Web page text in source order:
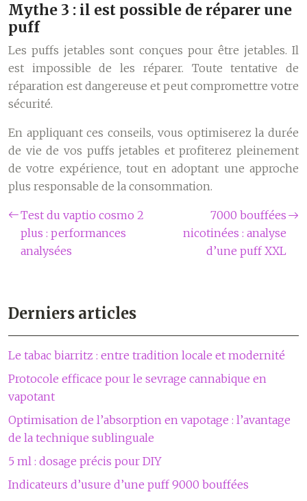
Mythe 3 : il est possible de réparer une
puff
Les puffs jetables sont conçues pour être jetables. Il
est impossible de les réparer. Toute tentative de
réparation est dangereuse et peut compromettre votre
sécurité.
En appliquant ces conseils, vous optimiserez la durée
de vie de vos puffs jetables et profiterez pleinement
de votre expérience, tout en adoptant une approche
plus responsable de la consommation.
Test du vaptio cosmo 2
plus : performances
analysées
7000 bouffées
nicotinées : analyse
d’une puff XXL
Derniers articles
Le tabac biarritz : entre tradition locale et modernité
Protocole efficace pour le sevrage cannabique en
vapotant
Optimisation de l’absorption en vapotage : l’avantage
de la technique sublinguale
5 ml : dosage précis pour DIY
Indicateurs d’usure d’une puff 9000 bouffées